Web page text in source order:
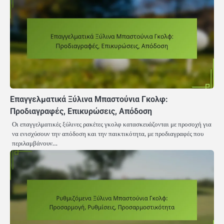
Επαγγελματικά Ξύλινα Μπαστούνια Γκολφ:
Προδιαγραφές, Επικυρώσεις, Απόδοση
Οι επαγγελματικές ξύλινες ρακέτες γκολφ κατασκευάζονται με προσοχή για
να ενισχύσουν την απόδοση και την παικτικότητα, με προδιαγραφές που
περιλαμβάνουν…